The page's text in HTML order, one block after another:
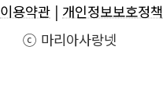
이용약관 | 개인정보보호정책
ⓒ 마리아사랑넷